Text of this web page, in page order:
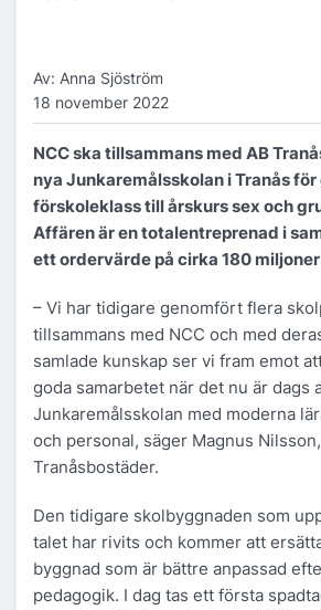
Av: Anna Sjöström
18 november 2022
NCC ska tillsammans med AB
nya Junkaremålsskolan i Tranås
förskoleklass till årskurs sex och
Affären är en totalentreprenad i
ett ordervärde på cirka 180
– Vi har tidigare genomfört flera
tillsammans med NCC och med
samlade kunskap ser vi fram emot
goda samarbetet när det nu är dags
Junkaremålsskolan med moderna
och personal, säger Magnus
Tranåsbostäder.
Den tidigare skolbyggnaden som
talet har rivits och kommer att
byggnad som är bättre anpassad
pedagogik. I dag tas ett första